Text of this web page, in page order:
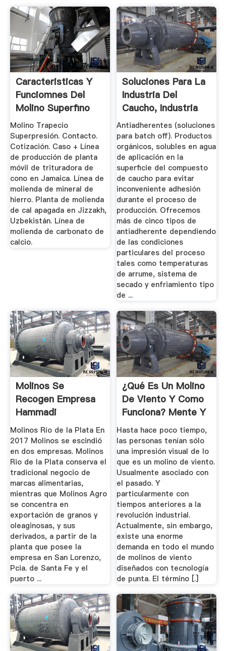
Caracteristicas Y
Funciomnes Del
Molino Superfino
Molino Trapecio
Superpresión. Contacto.
Cotización. Caso + Línea
de producción de planta
móvil de trituradora de
cono en Jamaica. Línea de
molienda de mineral de
hierro. Planta de molienda
de cal apagada en Jizzakh,
Uzbekistán. Línea de
molienda de carbonato de
calcio.
Soluciones Para La
Industria Del
Caucho, Industria
De ...
Antiadherentes (soluciones
para batch off). Productos
orgánicos, solubles en agua
de aplicación en la
superficie del compuesto
de caucho para evitar
inconveniente adhesión
durante el proceso de
producción. Ofrecemos
más de cinco tipos de
antiadherente dependiendo
de las condiciones
particulares del proceso
tales como temperaturas
de arrume, sistema de
secado y enfriamiento tipo
de ...
Molinos Se
Recogen Empresa
Hammadi
Molinos Río de la Plata En
2017 Molinos se escindió
en dos empresas. Molinos
Rio de la Plata conserva el
tradicional negocio de
marcas alimentarias,
mientras que Molinos Agro
se concentra en
exportación de granos y
oleaginosas, y sus
derivados, a partir de la
planta que posee la
empresa en San Lorenzo,
Pcia. de Santa Fe y el
puerto ...
¿Qué Es Un Molino
De Viento Y Como
Funciona? Mente Y
...
Hasta hace poco tiempo,
las personas tenían sólo
una impresión visual de lo
que es un molino de viento.
Usualmente asociado con
el pasado. Y
particularmente con
tiempos anteriores a la
revolución industrial.
Actualmente, sin embargo,
existe una enorme
demanda en todo el mundo
de molinos de viento
diseñados con tecnología
de punta. El término [.]